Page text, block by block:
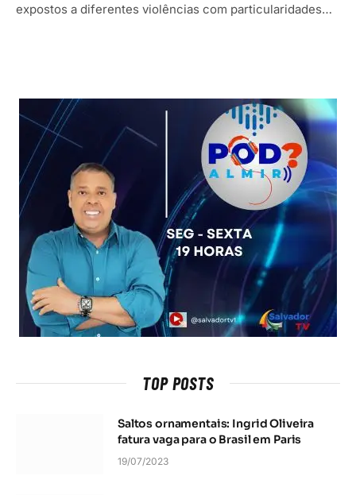
expostos a diferentes violências com particularidades…
TOP POSTS
Saltos ornamentais: Ingrid Oliveira
fatura vaga para o Brasil em Paris
19/07/2023